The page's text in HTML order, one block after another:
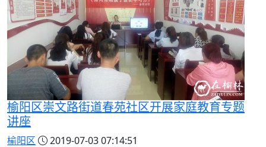
榆阳区崇文路街道春苑社区开展家庭教育专题
讲座
榆阳区 2019-07-03 07:14:51